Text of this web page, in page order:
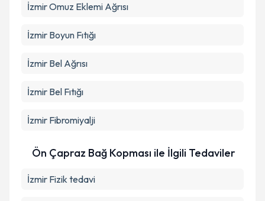
İzmir Omuz Eklemi Ağrısı
İzmir Boyun Fıtığı
İzmir Bel Ağrısı
İzmir Bel Fıtığı
İzmir Fibromiyalji
Ön Çapraz Bağ Kopması ile İlgili Tedaviler
İzmir Fizik tedavi